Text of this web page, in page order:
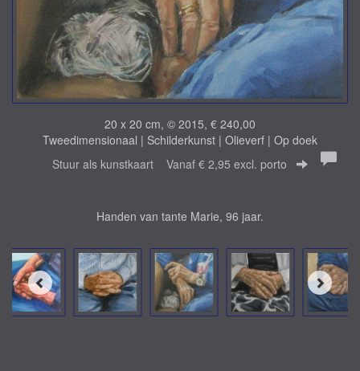
20 x 20 cm, © 2015, € 240,00
Tweedimensionaal | Schilderkunst | Olieverf | Op doek
Stuur als kunstkaart Vanaf € 2,95 excl. porto
Handen van tante Marie, 96 jaar.